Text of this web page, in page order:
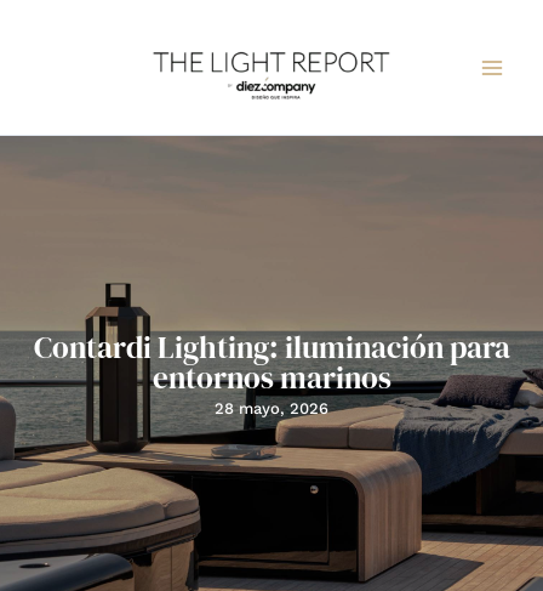
Contardi Lighting: iluminación para
entornos marinos
28 mayo, 2026